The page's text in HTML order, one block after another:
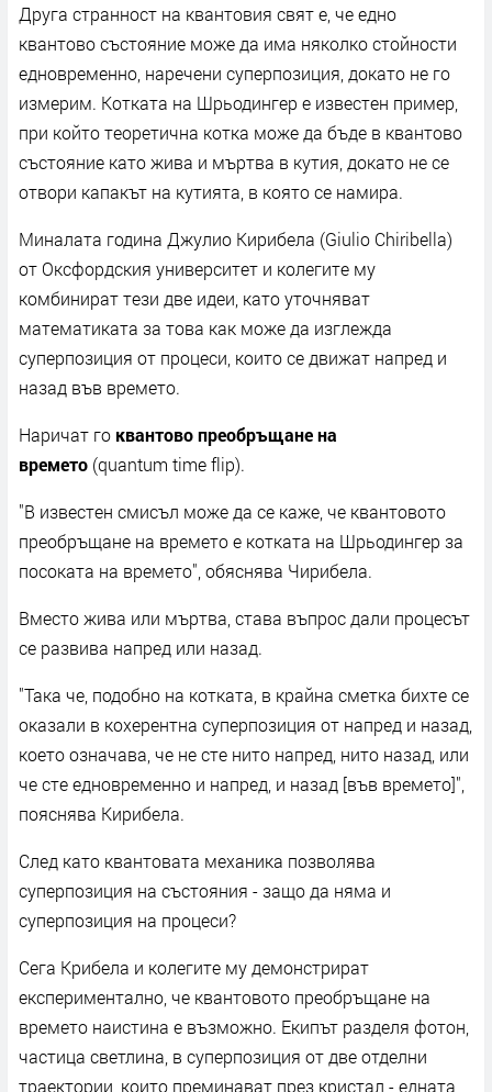
Друга странност на квантовия свят е, че едно
квантово състояние може да има няколко стойности
едновременно, наречени суперпозиция, докато не го
измерим. Котката на Шрьодингер е известен пример,
при който теоретична котка може да бъде в квантово
състояние като жива и мъртва в кутия, докато не се
отвори капакът на кутията, в която се намира.
Миналата година Джулио Кирибела (Giulio Chiribella)
от Оксфордския университет и колегите му
комбинират тези две идеи, като уточняват
математиката за това как може да изглежда
суперпозиция от процеси, които се движат напред и
назад във времето.
Наричат го квантово преобръщане на
времето (quantum time flip).
"В известен смисъл може да се каже, че квантовото
преобръщане на времето е котката на Шрьодингер за
посоката на времето", обяснява Чирибела.
Вместо жива или мъртва, става въпрос дали процесът
се развива напред или назад.
"Така че, подобно на котката, в крайна сметка бихте се
оказали в кохерентна суперпозиция от напред и назад,
което означава, че не сте нито напред, нито назад, или
че сте едновременно и напред, и назад [във времето]",
пояснява Кирибела.
След като квантовата механика позволява
суперпозиция на състояния - защо да няма и
суперпозиция на процеси?
Сега Крибела и колегите му демонстрират
експериментално, че квантовото преобръщане на
времето наистина е възможно. Екипът разделя фотон,
частица светлина, в суперпозиция от две отделни
траектории, които преминават през кристал - едната